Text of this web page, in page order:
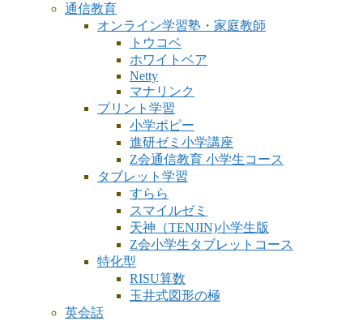
通信教育
オンライン学習塾・家庭教師
トウコベ
ホワイトベア
Netty
マナリンク
プリント学習
小学ポピー
進研ゼミ小学講座
Z会通信教育 小学生コース
タブレット学習
すらら
スマイルゼミ
天神（TENJIN)小学生版
Z会小学生タブレットコース
特化型
RISU算数
玉井式図形の極
英会話